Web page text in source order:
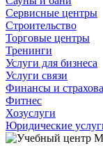
Сервисные центры
Строительство
Торговые центры
Тренинги
Услуги для бизнеса
Услуги связи
Финансы и
Фитнес
Хозуслуги
Юридические